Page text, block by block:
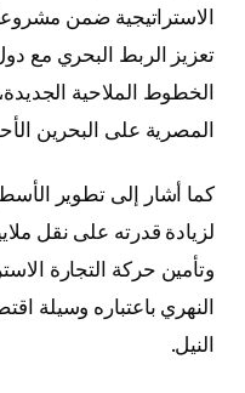
الاستراتيجية ضمن
تعزيز الربط البحري مع
الخطوط الملاحية
المصرية على البحرين
كما أشار إلى تطوير
لزيادة قدرته على نقل
وتأمين حركة التجارة
النهري باعتباره وسيلة
النيل.